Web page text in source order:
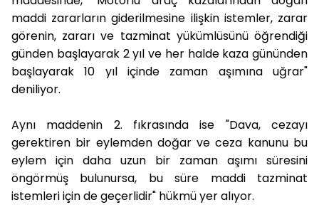
maddi zararların giderilmesine ilişkin istemler, zarar
görenin, zararı ve tazminat yükümlüsünü öğrendiği
günden başlayarak 2 yıl ve her halde kaza gününden
başlayarak 10 yıl içinde zaman aşımına uğrar"
deniliyor.
Aynı maddenin 2. fıkrasında ise "Dava, cezayı
gerektiren bir eylemden doğar ve ceza kanunu bu
eylem için daha uzun bir zaman aşımı süresini
öngörmüş bulunursa, bu süre maddi tazminat
istemleri için de geçerlidir" hükmü yer alıyor.